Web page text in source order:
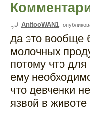
AnttooWAN1,
да это вообще
молочных
потому что
ему
что девченки
язвой в животе